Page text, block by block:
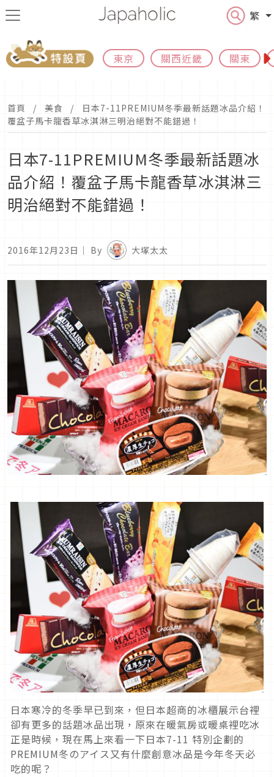
繁
東京 關西近畿 關東
首頁 美食
日本7-11PREMIUM冬季最新話題冰品介紹！
覆盆子馬卡龍香草冰淇淋三明治絕對不能錯過！
日本7-11PREMIUM冬季最新話題冰
品介紹！覆盆子馬卡龍香草冰淇淋三
明治絕對不能錯過！
2016年12月23日 ｜ By 大塚太太
日本寒冷的冬季早已到來，但日本超商的冰櫃展示台裡
卻有更多的話題冰品出現，原來在暖氣房或暖桌裡吃冰
正是時候，現在馬上來看一下日本7-11 特別企劃的
PREMIUM冬のアイス又有什麼創意冰品是今年冬天必
吃的呢？